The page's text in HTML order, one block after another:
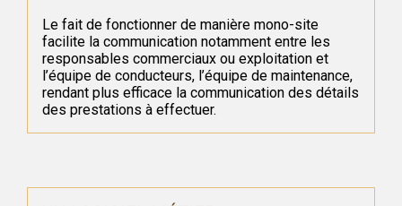
Le fait de fonctionner de manière mono-site
facilite la communication notamment entre les
responsables commerciaux ou exploitation et
l’équipe de conducteurs, l’équipe de maintenance,
rendant plus efficace la communication des détails
des prestations à effectuer.